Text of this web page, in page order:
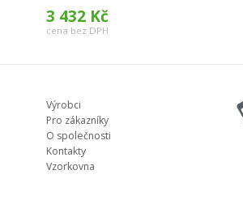
3 432 Kč
cena bez DPH
Výrobci
Pro zákazníky
O společnosti
Kontakty
Vzorkovna